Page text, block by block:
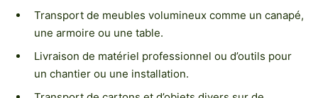
Transport de meubles volumineux comme un canapé,
une armoire ou une table.
Livraison de matériel professionnel ou d’outils pour
un chantier ou une installation.